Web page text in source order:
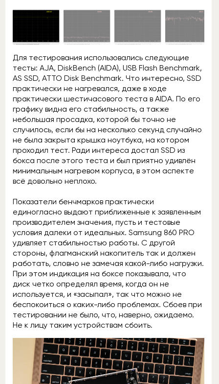
Для тестирования использовались следующие
тесты: AJA, DiskBench (AIDA), USB Flash Benchmark,
AS SSD, ATTO Disk Benchmark. Что интересно, SSD
практически не нагревался, даже в ходе
практически шестичасового теста в AIDA. По его
графику видна его стабильность, а также
небольшая просадка, которой бы точно не
случилось, если бы на несколько секунд случайно
не была закрыта крышка ноутбука, на котором
проходил тест. Ради интереса достал SSD из
бокса после этого теста и был приятно удивлён
минимальным нагревом корпуса, в этом аспекте
всё довольно неплохо.
Показатели бенчмарков практически
единогласно выдают приближенные к заявленным
производителем значения, пусть и тестовые
условия далеки от идеальных. Samsung 860 PRO
удивляет стабильностью работы. С другой
стороны, флагманский накопитель так и должен
работать, словно не замечая какой-либо нагрузки.
При этом индикация на боксе показывала, что
диск четко определял время, когда он не
используется, и «засыпал», так что можно не
беспокоиться о каких-либо проблемах. Сбоев при
тестировании не было, что, наверно, ожидаемо.
Не к лицу таким устройствам сбоить.